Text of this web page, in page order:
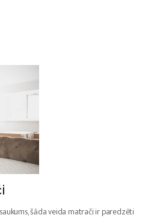
šāda veida matrači ir paredzēti